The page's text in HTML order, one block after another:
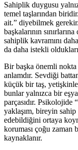
Sahiplik duygusu
temel taşlarından
ait.” diyebilmek gerekir.
başkalarının
sahiplik kavramını
da daha istekli
Bir başka önemli nokta
anlamdır. Sevdiği
küçük bir taş,
bunlar yalnızca bir
parçasıdır. Psikolojide
yaklaşım, bireyin
edebildiğini ortaya
koruması çoğu
kaynaklanır.